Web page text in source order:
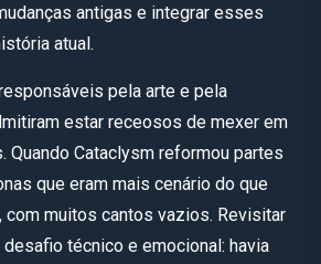
antigas e integrar esses
atual.
pela arte e pela
estar receosos de mexer em
Quando Cataclysm reformou partes
que eram mais cenário do que
com muitos cantos vazios. Revisitar
técnico e emocional: havia